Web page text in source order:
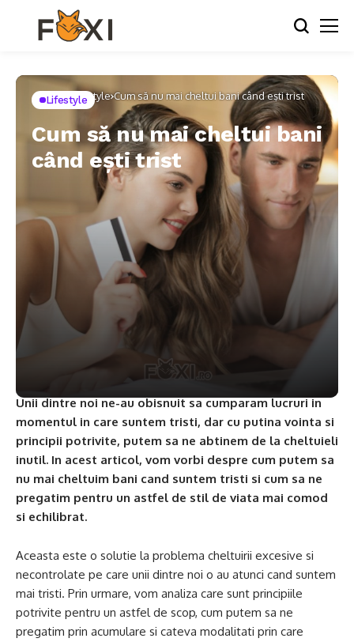
Home Lifestyle Cum să nu mai cheltui bani când ești trist
Lifestyle
Cum să nu mai cheltui bani
când ești trist
Unii dintre noi ne-au obisnuit sa cumparam lucruri in
momentul in care suntem tristi, dar cu putina vointa si
principii potrivite, putem sa ne abtinem de la cheltuieli
inutil. In acest articol, vom vorbi despre cum putem sa
nu mai cheltuim bani cand suntem tristi si cum sa ne
pregatim pentru un astfel de stil de viata mai comod
si echilibrat.
Aceasta este o solutie la problema cheltuirii excesive si
necontrolate pe care unii dintre noi o au atunci cand suntem
mai tristi. Prin urmare, vom analiza care sunt principiile
potrivite pentru un astfel de scop, cum putem sa ne
pregatim prin acumulare si cateva modalitati prin care